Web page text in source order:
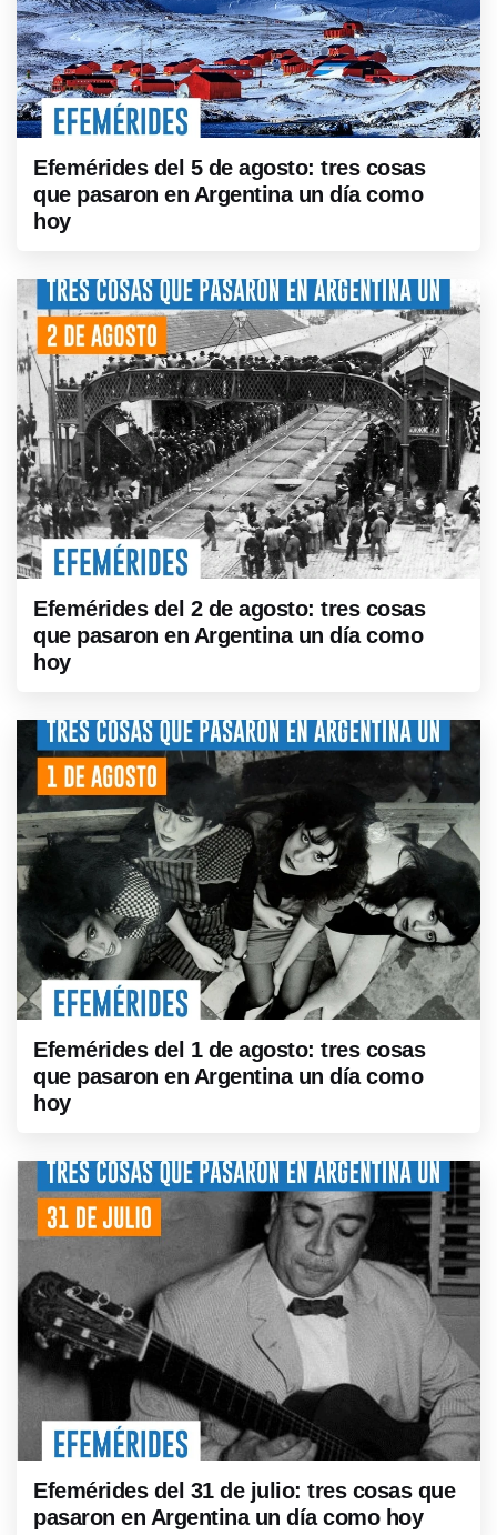
Efemérides del 5 de agosto: tres cosas
que pasaron en Argentina un día como
hoy
Efemérides del 2 de agosto: tres cosas
que pasaron en Argentina un día como
hoy
Efemérides del 1 de agosto: tres cosas
que pasaron en Argentina un día como
hoy
Efemérides del 31 de julio: tres cosas que
pasaron en Argentina un día como hoy